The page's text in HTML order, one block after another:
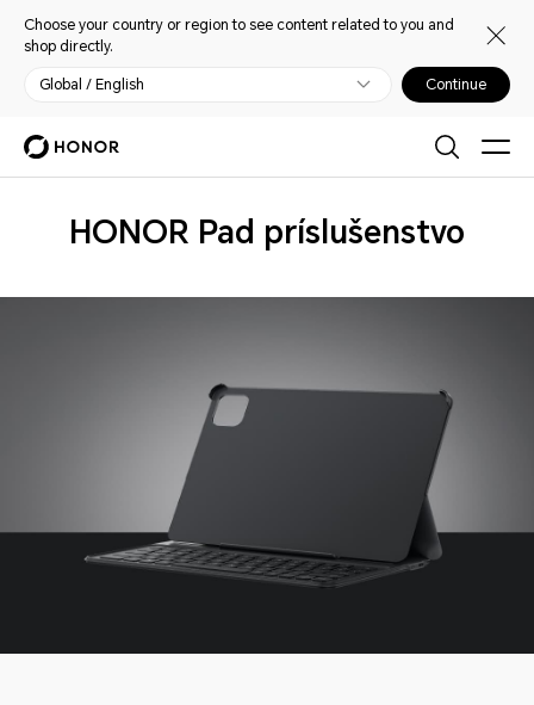
Choose your country or region to see content related to you and
shop directly.
Global / English Continue
Príslušenstvo
HONOR Pad príslušenstvo